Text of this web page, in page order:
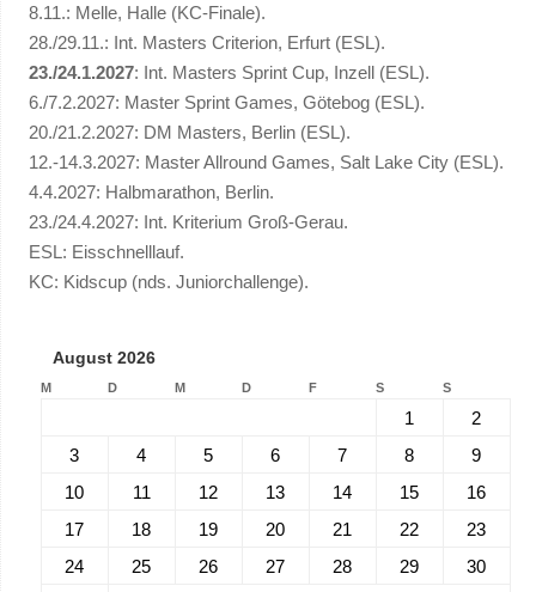
8.11.: Melle, Halle (KC-Finale).
28./29.11.: Int. Masters Criterion, Erfurt (ESL).
23./24.1.2027: Int. Masters Sprint Cup, Inzell (ESL).
6./7.2.2027: Master Sprint Games, Götebog (ESL).
20./21.2.2027: DM Masters, Berlin (ESL).
12.-14.3.2027: Master Allround Games, Salt Lake City (ESL).
4.4.2027: Halbmarathon, Berlin.
23./24.4.2027: Int. Kriterium Groß-Gerau.
ESL: Eisschnelllauf.
KC: Kidscup (nds. Juniorchallenge).
August 2026
M D M D F S S
1
2
3
4 5 6 7 8
9
10
11 12 13 14 15
16
17
18 19 20 21 22
23
24
25 26 27 28 29
30